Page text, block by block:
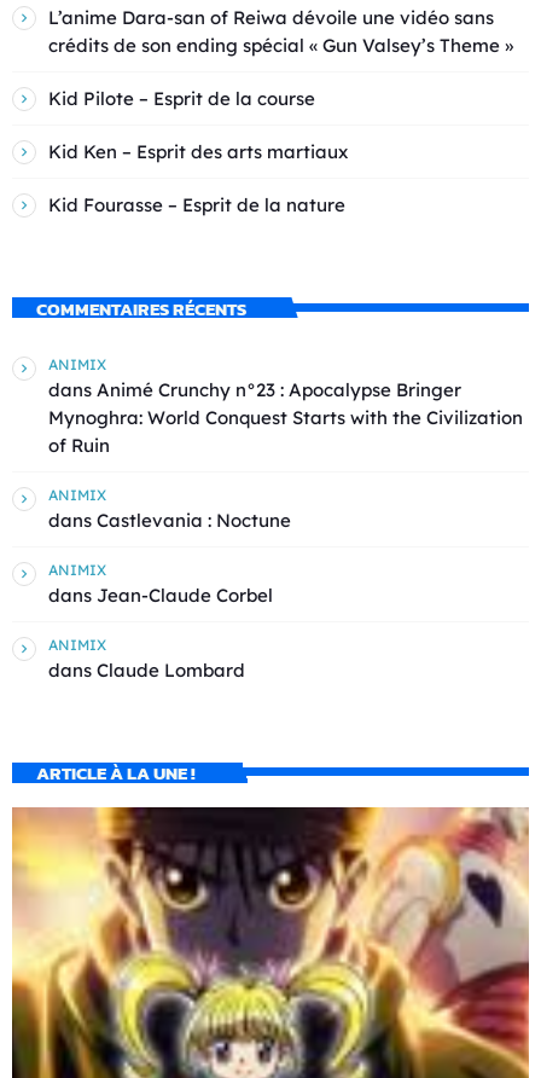
L’anime Dara-san of Reiwa dévoile une vidéo sans
crédits de son ending spécial « Gun Valsey’s Theme »
Kid Pilote – Esprit de la course
Kid Ken – Esprit des arts martiaux
Kid Fourasse – Esprit de la nature
COMMENTAIRES RÉCENTS
ANIMIX
dans Animé Crunchy n°23 : Apocalypse Bringer
Mynoghra: World Conquest Starts with the Civilization
of Ruin
ANIMIX
dans Castlevania : Noctune
ANIMIX
dans Jean-Claude Corbel
ANIMIX
dans Claude Lombard
ARTICLE À LA UNE !